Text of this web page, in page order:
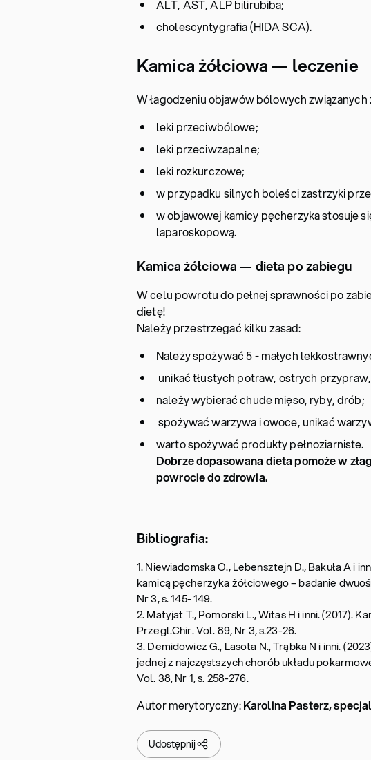
ALT, AST, ALP bilirubiba;
cholescyntygrafia (HIDA SCA).
Kamica żółciowa — leczenie
W łagodzeniu objawów bólowych
leki przeciwbólowe;
leki przeciwzapalne;
leki rozkurczowe;
w przypadku silnych boleści zastrzyki
w objawowej kamicy pęcherzyka stosuje
laparoskopową.
Kamica żółciowa — dieta po zabiegu
W celu powrotu do pełnej sprawności po
dietę!
Należy przestrzegać kilku zasad:
Należy spożywać 5 - małych
unikać tłustych potraw, ostrych
należy wybierać chude mięso, ryby, drób;
spożywać warzywa i owoce, unikać
warto spożywać produkty pełnoziarniste.
Dobrze dopasowana dieta pomoże w
powrocie do zdrowia.
Bibliografia:
1. Niewiadomska O., Lebensztejn D., Bakuła A i
kamicą pęcherzyka żółciowego – badanie
Nr 3, s. 145- 149.
2. Matyjat T., Pomorski L., Witas H i inni. (2017).
Przegl.Chir. Vol. 89, Nr 3, s.23-26.
3. Demidowicz G., Lasota N., Trąbka N i inni.
jednej z najczęstszych chorób układu
Vol. 38, Nr 1, s. 258-276.
Autor merytoryczny:Karolina Pasterz,
Udostępnij